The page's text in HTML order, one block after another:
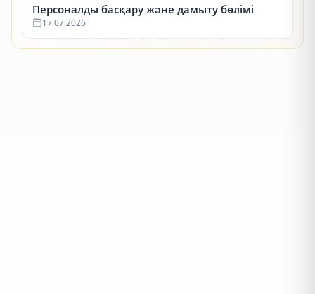
Персоналды басқару және дамыту бөлімі
17.07.2026